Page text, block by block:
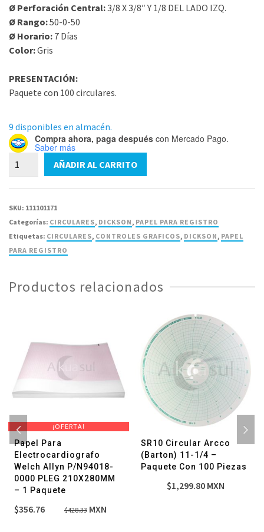
Ø Perforación Central:3/8 X 3/8″ Y 1/8 DEL LADO IZQ.
Ø Rango:50-0-50
Ø Horario: 7 Días
Color:Gris
PRESENTACIÓN:
Paquete con 100 circulares.
9 disponibles en almacén.
Compra ahora, paga después con Mercado Pago.
Saber más
C414
con
Piezas
AÑADIR AL CARRITO
SKU: 111101171
Categorías: CIRCULARES, DICKSON, PAPEL PARA REGISTRO
Etiquetas: CIRCULARES, CONTROLES GRAFICOS, DICKSON, PAPEL
PARA REGISTRO
Productos relacionados
¡OFERTA!
Papel Para
Electrocardiografo
Welch Allyn P/N94018-
0000 PLEG 210X280MM
– 1 Paquete
$428.33 El
$356.76
El
MXN
SR10 Circular Arcco
(Barton) 11-1/4 –
Paquete Con 100 Piezas
$1,299.80MXN